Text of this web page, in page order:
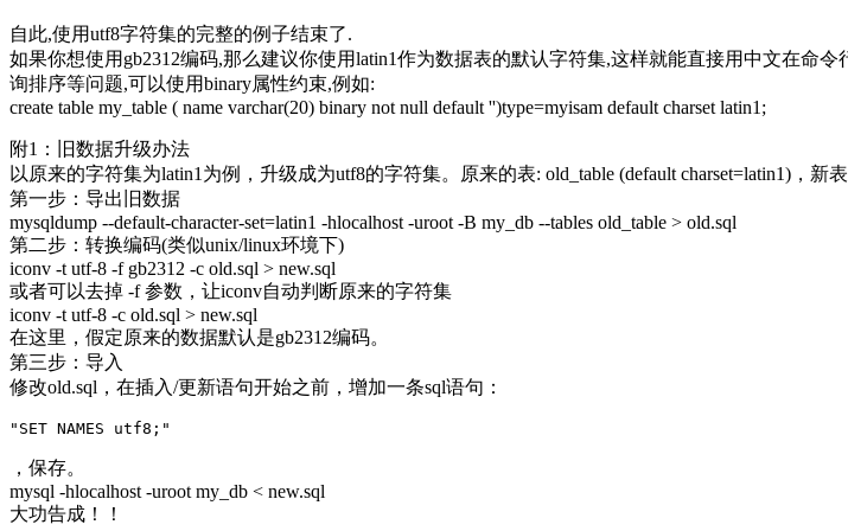
自此,使用utf8字符集的完整的例子结束了.
如果你想使用gb2312编码,那么建议你使用latin1作为数据表的默认字符集,这样就能直接用中文在命
询排序等问题,可以使用binary属性约束,例如:
create table my_table ( name varchar(20) binary not null default '')type=myisam default charset latin1;
附1：旧数据升级办法
以原来的字符集为latin1为例，升级成为utf8的字符集。原来的表: old_table (default charset=latin1)，新表
第一步：导出旧数据
mysqldump --default-character-set=latin1 -hlocalhost -uroot -B my_db --tables old_table > old.sql
第二步：转换编码(类似unix/linux环境下)
iconv -t utf-8 -f gb2312 -c old.sql > new.sql
或者可以去掉 -f 参数，让iconv自动判断原来的字符集
iconv -t utf-8 -c old.sql > new.sql
在这里，假定原来的数据默认是gb2312编码。
第三步：导入
修改old.sql，在插入/更新语句开始之前，增加一条sql语句：
"SET NAMES utf8;"
，保存。
mysql -hlocalhost -uroot my_db < new.sql
大功告成！！